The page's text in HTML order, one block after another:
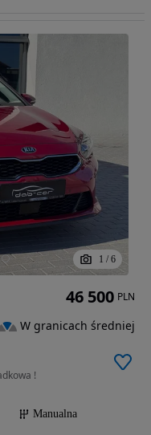
1 / 6
!
Manualna
46 500 PLN
W granicach średniej